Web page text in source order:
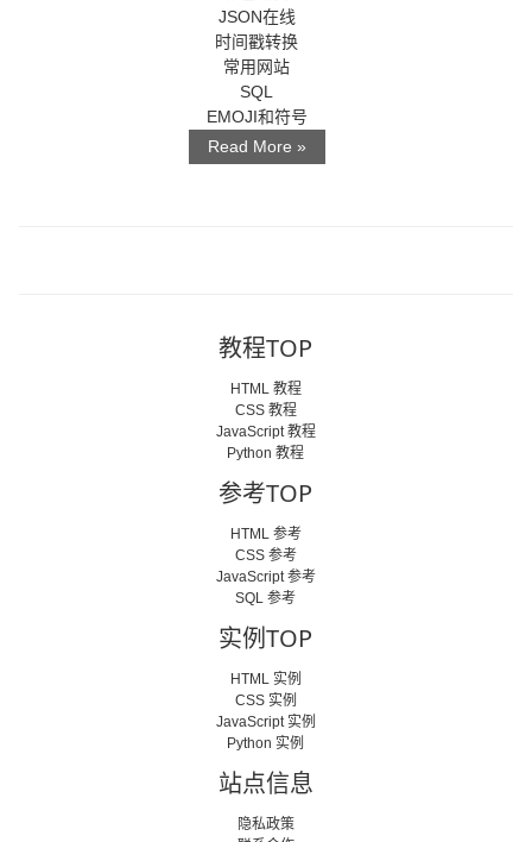
JSON在线
时间戳转换
常用网站
SQL
EMOJI和符号
Read More »
教程TOP
HTML 教程
CSS 教程
JavaScript 教程
Python 教程
参考TOP
HTML 参考
CSS 参考
JavaScript 参考
SQL 参考
实例TOP
HTML 实例
CSS 实例
JavaScript 实例
Python 实例
站点信息
隐私政策